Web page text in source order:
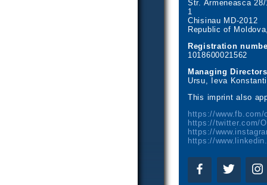
Str. Armeneasca
1
Chisinau MD-2012
Republic of
Registration
1018600021562
Managing
Ursu, Ieva
This imprint also